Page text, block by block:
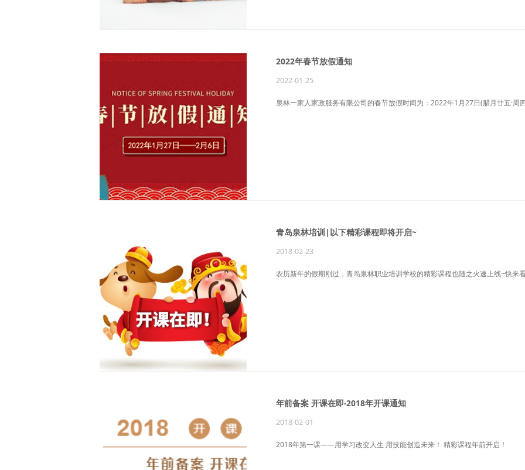
2022年春节放假通知
2022-01-25
泉林一家人家政服务有限公司的春节放假时间为：2022年1月27日(腊月廿五·周
青岛泉林培训|以下精彩课程即将开启~
2018-02-23
农历新年的假期刚过，青岛泉林职业培训学校的精彩课程也随之火速上线~快来
年前备案 开课在即-2018年开课通知
2018-02-01
2018年第一课——用学习改变人生 用技能创造未来！ 精彩课程年前开启！